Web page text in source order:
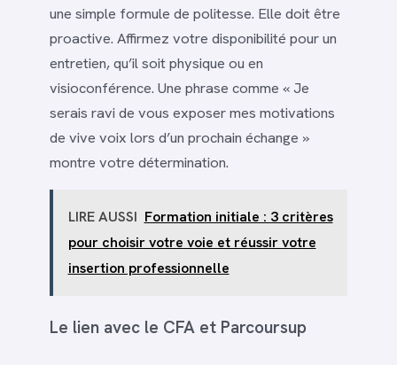
une simple formule de politesse. Elle doit être
proactive. Affirmez votre disponibilité pour un
entretien, qu’il soit physique ou en
visioconférence. Une phrase comme « Je
serais ravi de vous exposer mes motivations
de vive voix lors d’un prochain échange »
montre votre détermination.
LIRE AUSSI Formation initiale : 3 critères
pour choisir votre voie et réussir votre
insertion professionnelle
Le lien avec le CFA et Parcoursup